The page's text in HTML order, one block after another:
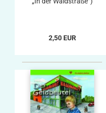
2,50 EUR